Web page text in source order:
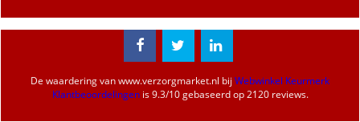
De waardering vanwww.verzorgmarket.nl bij Webwinkel Keurmerk
Klantbeoordelingenis9.3/10gebaseerd op 2120 reviews.